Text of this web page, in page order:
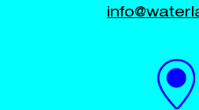
+30 23920